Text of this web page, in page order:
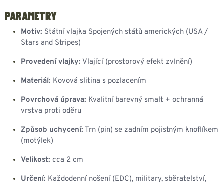
PARAMETRY
Motiv: Státní vlajka Spojených států amerických (USA /
Stars and Stripes)
Provedení vlajky: Vlající (prostorový efekt zvlnění)
Materiál: Kovová slitina s pozlacením
Povrchová úprava: Kvalitní barevný smalt + ochranná
vrstva proti oděru
Způsob uchycení: Trn (pin) se zadním pojistným knoflíkem
(motýlek)
Velikost: cca 2 cm
Určení: Každodenní nošení (EDC), military, sběratelství,